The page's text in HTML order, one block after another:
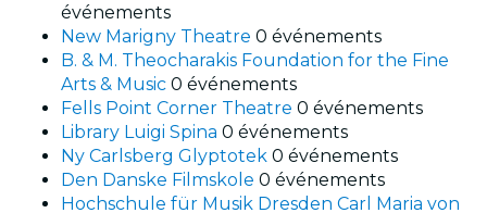
événements
New Marigny Theatre 0 événements
B. & M. Theocharakis Foundation for the Fine
Arts & Music 0 événements
Fells Point Corner Theatre 0 événements
Library Luigi Spina 0 événements
Ny Carlsberg Glyptotek 0 événements
Den Danske Filmskole 0 événements
Hochschule für Musik Dresden Carl Maria von